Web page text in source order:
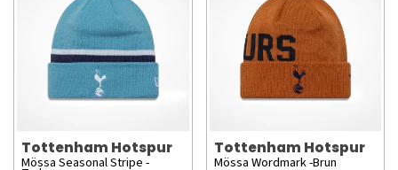
Tottenham Hotspur
Mössa Seasonal Stripe -
Tottenham Hotspur
Mössa Wordmark -Brun